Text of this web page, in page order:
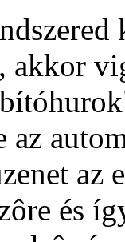
akkor
az
az
és